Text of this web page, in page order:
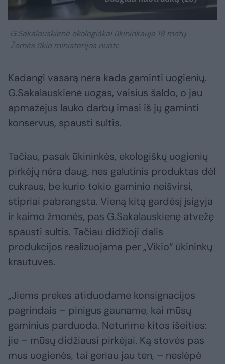
G.Sakalauskienė ekologiškai ūkininkauja 18 metų.
Žemės ūkio ministerijos nuotr.
Kadangi vasarą nėra kada gaminti uogienių,
G.Sakalauskienė uogas, vaisius šaldo, o jau
apmažėjus lauko darbų imasi iš jų gaminti
konservus, spausti sultis.
Tačiau, pasak ūkininkės, ekologiškų uogienių
pirkėjų nėra daug, nes galutinis produktas dėl
cukraus, be kurio tokio gaminio neišvirsi,
stipriai pabrangsta. Vieną kitą gardėsį įsigyja
ir kaimo žmonės, pas G.Sakalauskienę atvežę
spausti sultis. Tačiau didžioji dalis
produkcijos realizuojama per „Vikio“ ūkininkų
krautuves.
„Jiems prekes atiduodame konsignacijos
pagrindais – pinigus gauname, kai mūsų
gaminius parduoda. Neturime kitos išeities:
jie – mūsų didžiausi pirkėjai. Ką stovės pas
mus uogienės, tai geriau jau ten, – neslėpė